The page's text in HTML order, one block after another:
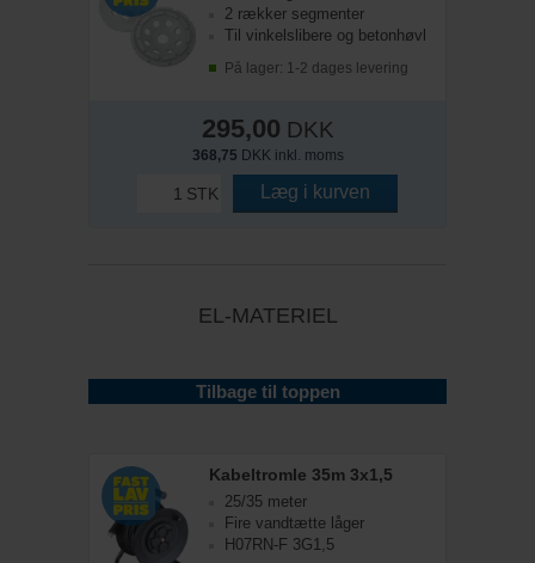
2 rækker segmenter
Til vinkelslibere og betonhøvl
På lager: 1-2 dages levering
295,00 DKK
368,75 DKK inkl. moms
STK Læg i kurven
EL-MATERIEL
Tilbage til toppen
Kabeltromle 35m 3x1,5
25/35 meter
Fire vandtætte låger
H07RN-F 3G1,5